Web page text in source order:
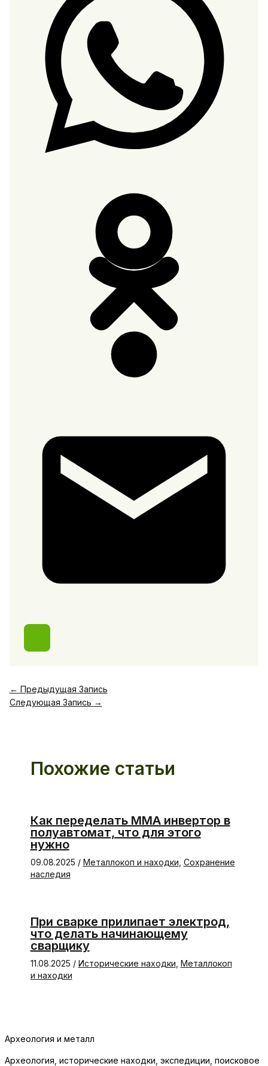
← Предыдущая Запись
Следующая Запись →
Похожие статьи
Как переделать ММА инвертор в
полуавтомат, что для этого
нужно
09.08.2025 / Металлокоп и находки Сохранение
наследия
При сварке прилипает электрод,
что делать начинающему
сварщику
11.08.2025 / Исторические находки Металлокоп
и находки
Археология и металл
Археология, исторические находки, экспедиции, поисковое